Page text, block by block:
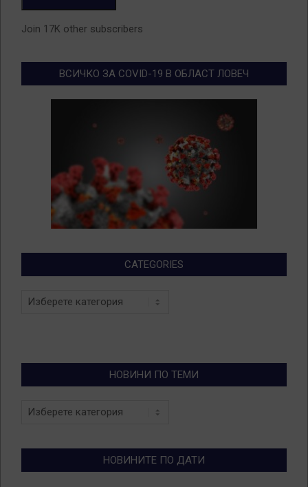
Join 17K other subscribers
ВСИЧКО ЗА COVID-19 В ОБЛАСТ ЛОВЕЧ
CATEGORIES
Categories
НОВИНИ ПО ТЕМИ
Новини
НОВИНИТЕ ПО ДАТИ